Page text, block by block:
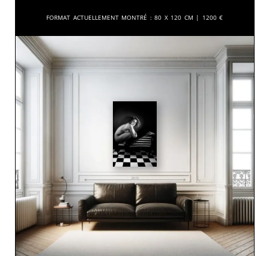
Format actuellement montré : 80 x 120 cm | 1200 €